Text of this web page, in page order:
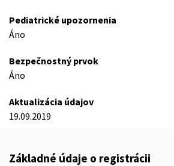
Pediatrické upozornenia
Áno
Bezpečnostný prvok
Áno
Aktualizácia údajov
19.09.2019
Základné údaje o registrácii